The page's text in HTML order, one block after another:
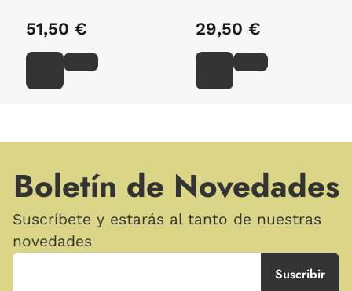
51,50 € 29,50 €
Boletín de Novedades
Suscríbete y estarás al tanto de nuestras
novedades